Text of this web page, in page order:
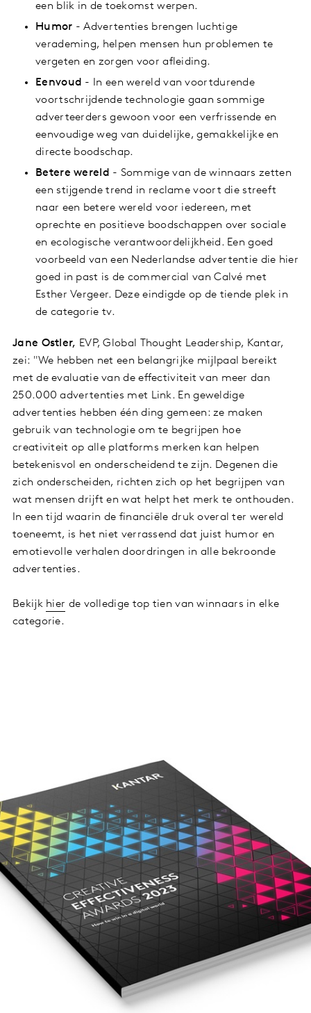
een blik in de toekomst werpen.
Humor - Advertenties brengen luchtige
verademing, helpen mensen hun problemen te
vergeten en zorgen voor afleiding.
Eenvoud - In een wereld van voortdurende
voortschrijdende technologie gaan sommige
adverteerders gewoon voor een verfrissende en
eenvoudige weg van duidelijke, gemakkelijke en
directe boodschap.
Betere wereld - Sommige van de winnaars zetten
een stijgende trend in reclame voort die streeft
naar een betere wereld voor iedereen, met
oprechte en positieve boodschappen over sociale
en ecologische verantwoordelijkheid. Een goed
voorbeeld van een Nederlandse advertentie die hier
goed in past is de commercial van Calvé met
Esther Vergeer. Deze eindigde op de tiende plek in
de categorie tv.
Jane Ostler, EVP, Global Thought Leadership, Kantar,
zei: "We hebben net een belangrijke mijlpaal bereikt
met de evaluatie van de effectiviteit van meer dan
250.000 advertenties met Link. En geweldige
advertenties hebben één ding gemeen: ze maken
gebruik van technologie om te begrijpen hoe
creativiteit op alle platforms merken kan helpen
betekenisvol en onderscheidend te zijn. Degenen die
zich onderscheiden, richten zich op het begrijpen van
wat mensen drijft en wat helpt het merk te onthouden.
In een tijd waarin de financiële druk overal ter wereld
toeneemt, is het niet verrassend dat juist humor en
emotievolle verhalen doordringen in alle bekroonde
advertenties.
Bekijk hier de volledige top tien van winnaars in elke
categorie.